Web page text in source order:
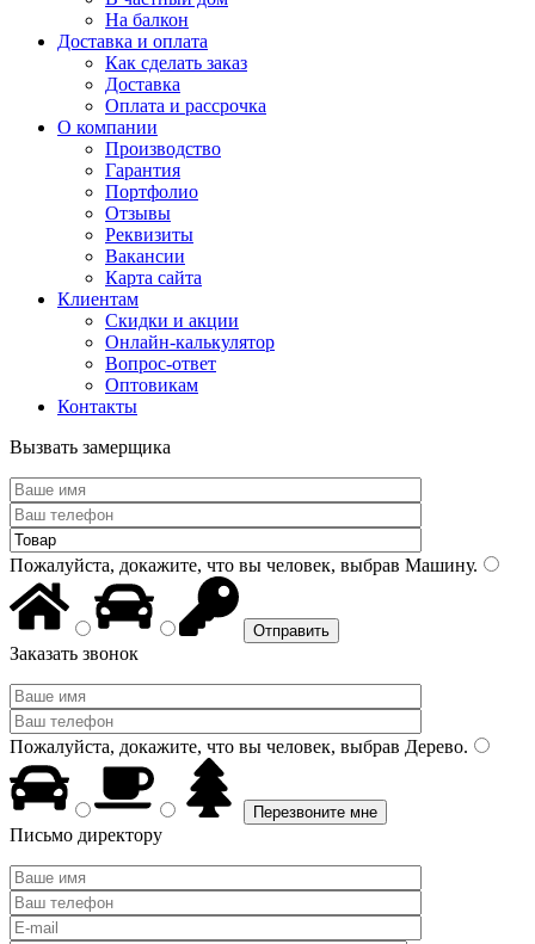
На балкон
Доставка и оплата
Как сделать заказ
Доставка
Оплата и рассрочка
О компании
Производство
Гарантия
Портфолио
Отзывы
Реквизиты
Вакансии
Карта сайта
Клиентам
Скидки и акции
Онлайн-калькулятор
Вопрос-ответ
Оптовикам
Контакты
Вызвать замерщика
Пожалуйста, докажите, что вы человек, выбрав Машину.
Заказать звонок
Пожалуйста, докажите, что вы человек, выбрав Дерево.
Письмо директору